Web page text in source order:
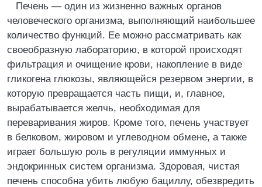
Печень — один из жизненно важных органов
человеческого организма, выполняющий наибольшее
количество функций. Ее можно рассматривать как
своеобразную лабораторию, в которой происходят
фильтрация и очищение крови, накопление в виде
гликогена глюкозы, являющейся резервом энергии, в
которую превращается часть пищи, и, главное,
вырабатывается желчь, необходимая для
переваривания жиров. Кроме того, печень участвует
в белковом, жировом и углеводном обмене, а также
играет большую роль в регуляции иммунных и
эндокринных систем организма. Здоровая, чистая
печень способна убить любую бациллу, обезвредить